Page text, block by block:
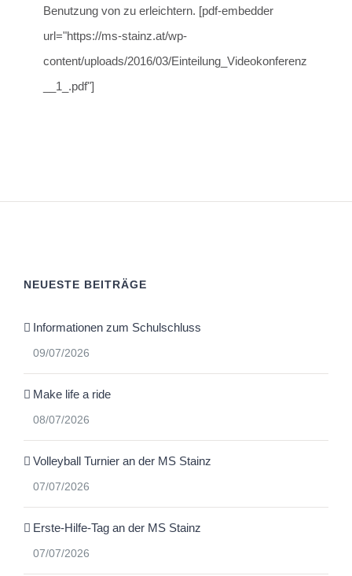
Benutzung von zu erleichtern. [pdf-embedder
url="https://ms-stainz.at/wp-
content/uploads/2016/03/Einteilung_Videokonferenz
__1_.pdf"]
NEUESTE BEITRÄGE
Informationen zum Schulschluss
09/07/2026
Make life a ride
08/07/2026
Volleyball Turnier an der MS Stainz
07/07/2026
Erste-Hilfe-Tag an der MS Stainz
07/07/2026